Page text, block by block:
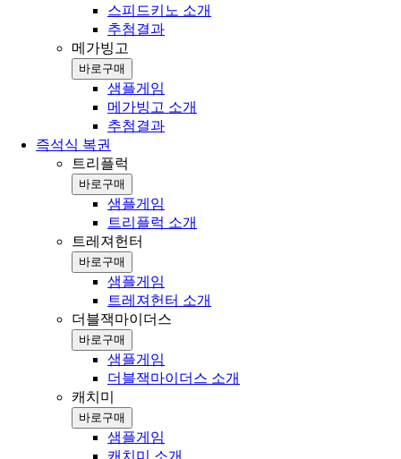
스피드키노 소개
추첨결과
메가빙고
바로구매
샘플게임
메가빙고 소개
추첨결과
즉석식 복권
트리플럭
바로구매
샘플게임
트리플럭 소개
트레져헌터
바로구매
샘플게임
트레져헌터 소개
더블잭마이더스
바로구매
샘플게임
더블잭마이더스 소개
캐치미
바로구매
샘플게임
캐치미 소개